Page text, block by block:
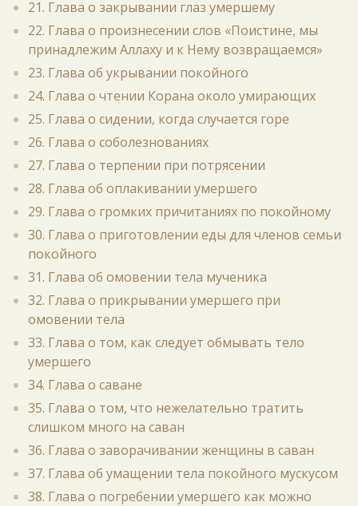
21. Глава о закрывании глаз умершему
22. Глава о произнесении слов «Поистине, мы
принадлежим Аллаху и к Нему возвращаемся»
23. Глава об укрывании покойного
24. Глава о чтении Корана около умирающих
25. Глава о сидении, когда случается горе
26. Глава о соболезнованиях
27. Глава о терпении при потрясении
28. Глава об оплакивании умершего
29. Глава о громких причитаниях по покойному
30. Глава о приготовлении еды для членов семьи
покойного
31. Глава об омовении тела мученика
32. Глава о прикрывании умершего при
омовении тела
33. Глава о том, как следует обмывать тело
умершего
34. Глава о саване
35. Глава о том, что нежелательно тратить
слишком много на саван
36. Глава о заворачивании женщины в саван
37. Глава об умащении тела покойного мускусом
38. Глава о погребении умершего как можно